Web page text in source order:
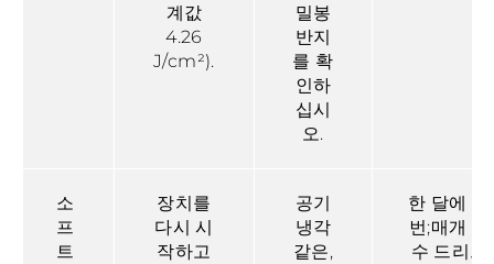
계값
4.26
J/cm²).
밀봉
반지
를 확
인하
십시
오.
소
프
트
장치를
다시 시
작하고
공기
냉각
같은,
한 달에 한
번;매개 변
수 드리프